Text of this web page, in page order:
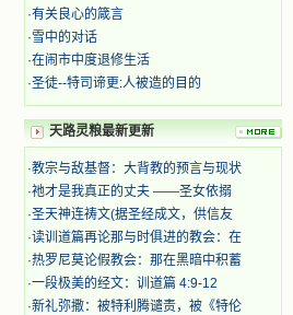
的世界里去。啊，若不是主的引领，
我可能到死还不认识他们呢！ 我
的心灵从主给我的这些圣人的言行中
选取了最美的色彩；当他们的一生在
我面前展开时，我是多么的惊奇、兴
奋啊！当我读到他们为主而受人逼
迫、凌辱，为将福音广传而被人追杀
时，我为他们的在天之灵祈祷，我哭
着，为自已的同胞带给他们的苦难而
哀号。我一遍遍地重读那一行行被我
的斑斑泪痕弄得模糊不清的字句，那
些被主的爱火所燃烧而离开家乡来到
中国的传教士，我多么爱你们啊！我
心中流淌着多少感激的泪水。 他
们受苦却觉得喜乐，因为他们爱主，
他们感到能为主受一点苦是多么喜乐
·有关良心的箴言
·雪中的对话
·在闹市中度退修生活
·圣徒--特司谛更:人被造的目的
天路灵粮最新更新
·教宗与敌基督：大背教的预言与现状
·祂才是我真正的丈夫 ——圣女依搦
·圣天神连祷文(据圣经成文，供信友
·读训道篇再论那与时俱进的教会：在
·热罗尼莫论假教会：那在黑暗中积蓄
·一段极美的经文：训道篇 4:9-12
·新礼弥撒：被特利腾谴责，被《特伦